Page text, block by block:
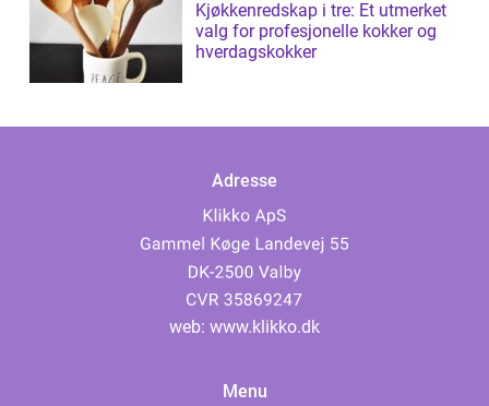
Kjøkkenredskap i tre: Et utmerket
valg for profesjonelle kokker og
hverdagskokker
Adresse
web: www.klikko.dk
Menu